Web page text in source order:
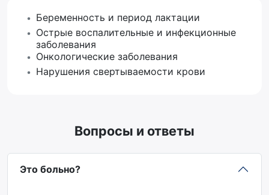
Беременность и период лактации
Острые воспалительные и инфекционные
заболевания
Онкологические заболевания
Нарушения свертываемости крови
Вопросы и ответы
Это больно?